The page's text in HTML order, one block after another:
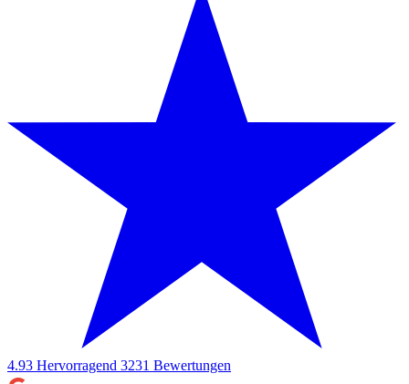
4.93 Hervorragend 3231 Bewertungen